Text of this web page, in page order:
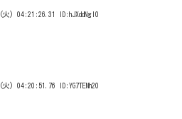
火) 04:21:26.31 ID:hJXddNgI0
) 04:20:51.76 ID:YG7TENh20